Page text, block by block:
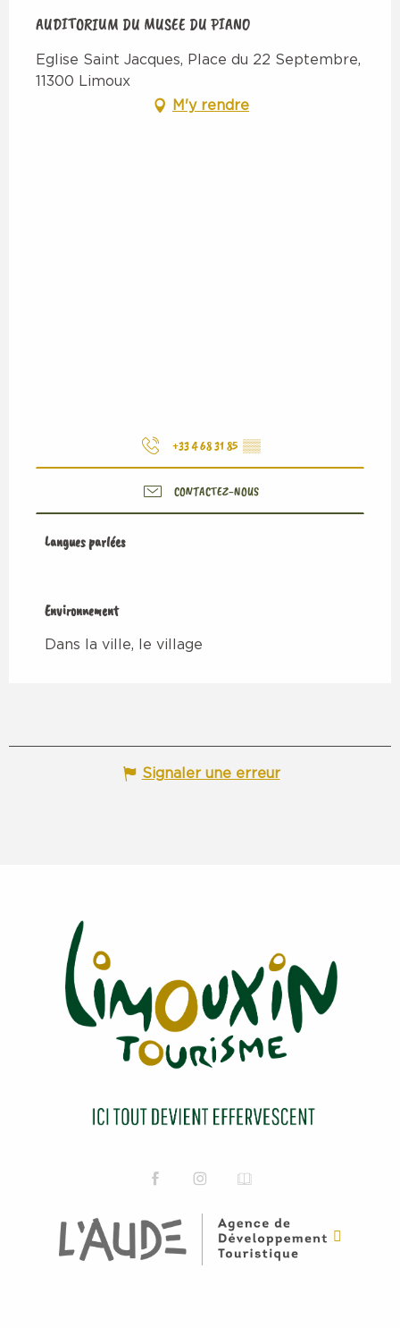
AUDITORIUM DU MUSEE DU PIANO
Eglise Saint Jacques, Place du 22 Septembre,
11300 Limoux
M'y rendre
+33 4 68 31 85 ▒▒
CONTACTEZ-NOUS
Langues parlées
Langues parlées
Environnement
Environnement
Dans la ville, le village
Signaler une erreur